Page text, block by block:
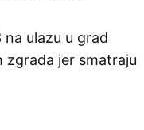
na ulazu u grad
zgrada jer smatraju